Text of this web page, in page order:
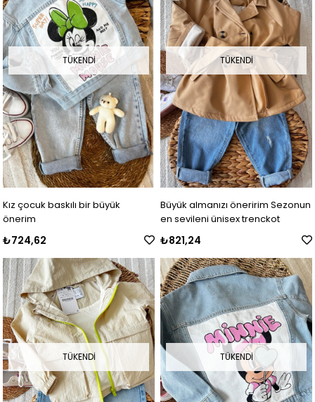
TÜKENDI
Kız çocuk baskılı bir büyük
önerim
₺724,62
TÜKENDI
Büyük almanızı öneririm Sezonun
en sevileni ünisex trenckot
₺821,24
TÜKENDI TÜKENDI